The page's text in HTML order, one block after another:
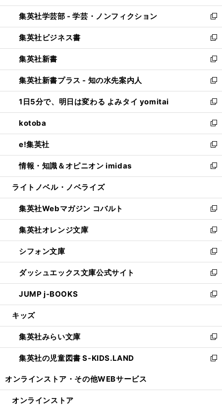
開
く
ウ
で
開
く
ン
ド
ウ
で
開
く
ウ
ィ
ン
ド
ウ
で
開
く
集英社学芸部 - 学芸・ノンフィクション
新
し
い
ウ
ィ
ン
ド
ウ
で
開
く
集英社ビジネス書
新
し
い
ウ
ィ
ン
ド
ウ
で
開
く
集英社新書
新
し
い
ウ
ィ
ン
ド
ウ
で
開
く
集英社新書プラス - 知の水先案内人
新
し
い
ウ
ィ
ン
ド
ウ
で
開
1日5分で、明日は変わる よみタイ yomitai
新
し
い
ウ
ィ
ン
ド
ウ
開
く
kotoba
新
し
い
ウ
ィ
ン
ウ
で
開
く
e!集英社
新
し
い
ウ
ン
ド
ウ
で
開
く
情報・知識＆オピニオン imidas
新
し
ウ
ィ
ン
ド
ウ
で
開
く
ライトノベル・ノベライズ
集英社Webマガジン コバルト
新
し
い
ウ
ィ
ン
ド
ウ
で
開
集英社オレンジ文庫
新
し
い
ウ
ィ
ン
ド
ウ
開
く
シフォン文庫
新
し
い
ウ
ィ
ン
ウ
で
開
く
ダッシュエックス文庫公式サイト
新
し
い
ウ
ン
ド
ウ
で
JUMP j-BOOKS
新
し
ウ
ィ
ン
ド
開
キッズ
集英社みらい文庫
新
し
い
ン
集英社の児童図書 S-KIDS.LAND
新
ウ
オンラインストア・ その他WEBサービス
オンラインストア